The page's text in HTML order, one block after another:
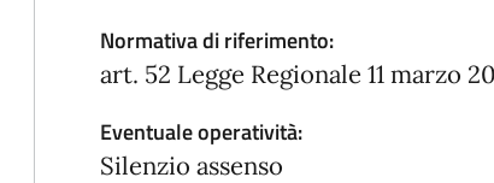
Normativa di riferimento:
art. 52 Legge Regionale 11 marzo
Eventuale operatività:
Silenzio assenso